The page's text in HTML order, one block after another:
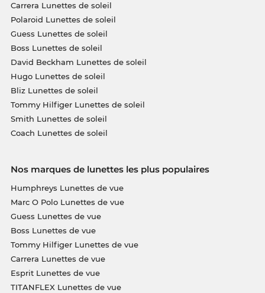
Carrera Lunettes de soleil
Polaroid Lunettes de soleil
Guess Lunettes de soleil
Boss Lunettes de soleil
David Beckham Lunettes de soleil
Hugo Lunettes de soleil
Bliz Lunettes de soleil
Tommy Hilfiger Lunettes de soleil
Smith Lunettes de soleil
Coach Lunettes de soleil
Nos marques de lunettes les plus populaires
Humphreys Lunettes de vue
Marc O Polo Lunettes de vue
Guess Lunettes de vue
Boss Lunettes de vue
Tommy Hilfiger Lunettes de vue
Carrera Lunettes de vue
Esprit Lunettes de vue
TITANFLEX Lunettes de vue